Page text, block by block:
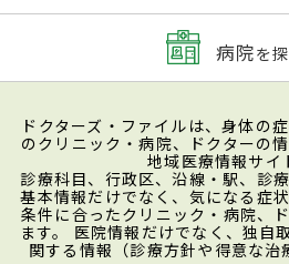
病院を
ドクターズ・ファイルは、身体の
のクリニック・病院、ドクターの
地域医療情報サイ
診療科目、行政区、沿線・駅、診
基本情報だけでなく、気になる症
条件に合ったクリニック・病院、
ます。 医院情報だけでなく、独自
関する情報（診療方針や得意な治